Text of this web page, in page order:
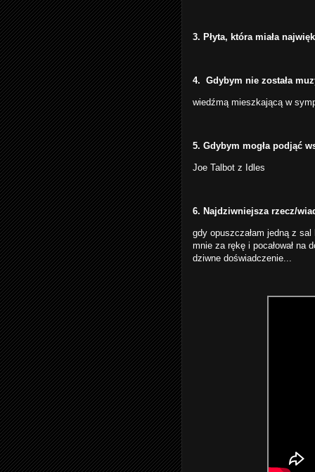
3. Płyta, która miała
4. Gdybym nie została
wiedźmą mieszkającą w
5. Gdybym mogła podjąć
Joe Talbot z Idles
6. Najdziwniejsza rzecz/
gdy opuszczałam jedną z
mnie za rękę i pocałował na
dziwne doświadczenie...